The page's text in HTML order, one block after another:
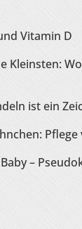
Vitamin D
Kleinsten:
ist ein
–